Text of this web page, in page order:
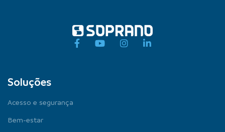
Soluções
Acesso e segurança
Bem-estar